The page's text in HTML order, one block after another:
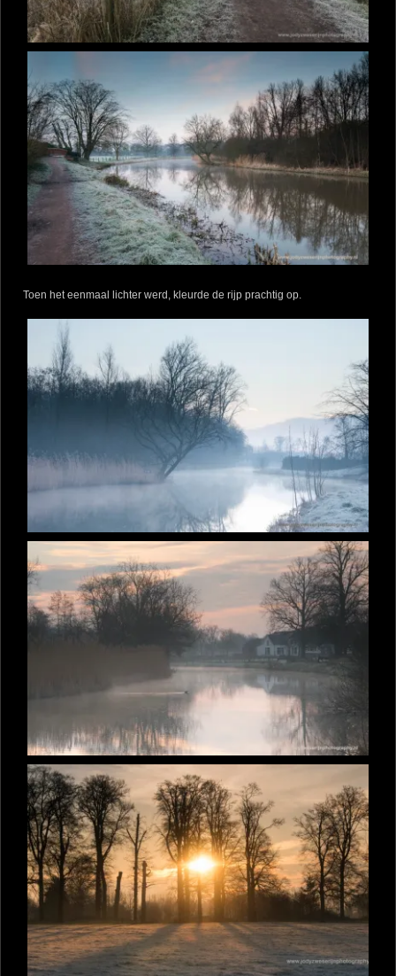
Toen het eenmaal lichter werd, kleurde de rijp prachtig op.